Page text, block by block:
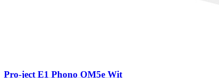
Pro-ject E1 Phono OM5e Wit